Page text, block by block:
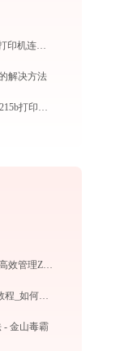
(2026最新) 惠普OfficeJet Pro 9020打印机连接问题解决方法 - 金山毒霸
解决方法
(2026最新)富士施乐DocuPrint CM215b打印机驱动下载与安装教程：新手也能轻松搞定
Bandizip压缩解压工具使用教程：高效管理ZIP/RAR/7Z等30+格式的免费压缩神器
疯歌音效平台VST插件/补丁安装教程_如何加载插件效果包
- 金山毒霸